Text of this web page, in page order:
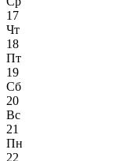
17
Чт
18
Пт
19
Сб
20
Вс
21
Пн
22